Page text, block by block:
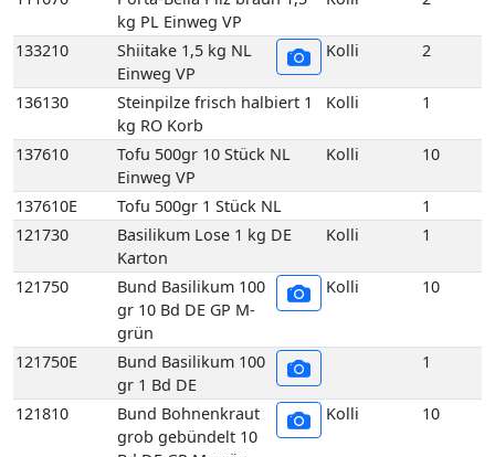
137610
Tofu 500gr 10 Stück NL
Einweg VP
Kolli 10
137610E Tofu 500gr 1 Stück NL
1
121730
Basilikum Lose 1 kg DE
Karton
Kolli 1
121750
Bund Basilikum 100
gr 10 Bd DE GP M-
grün
Kolli 10
121750E
Bund Basilikum 100
gr 1 Bd DE
1
Bund Bohnenkraut
grob gebündelt 10
Bd DE GP M-grün
121810E
Bund Bohnenkraut
grob gebündelt 1
Bd DE
1
121840
Bund Estragon 100 gr 10
Bd DE GP M-grün
Kolli 10